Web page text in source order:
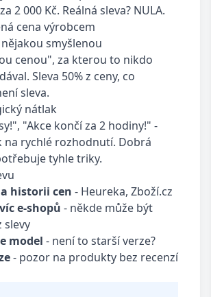
2 000 Kč. Reálná sleva? NULA.
cena výrobcem
smyšlenou
cenou", za kterou to nikdo
Sleva 50% z ceny, co
sleva.
nátlak
"Akce končí za 2 hodiny!" -
na rychlé rozhodnutí. Dobrá
tyhle triky.
historii cen - Heureka, Zboží.cz
e-shopů - někde může být
slevy
model - není to starší verze?
- pozor na produkty bez recenzí